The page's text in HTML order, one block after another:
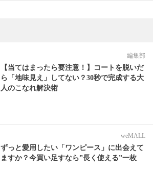
編集部
【当てはまったら要注意！】コートを脱いだ
ら「地味見え」してない？30秒で完成する大
人のこなれ解決術
weMALL
ずっと愛用したい「ワンピース」に出会えて
ますか？今買い足すなら”長く使える”一枚